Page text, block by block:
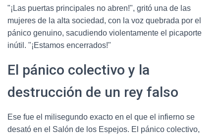
"¡Las puertas principales no abren!", gritó una de las
mujeres de la alta sociedad, con la voz quebrada por el
pánico genuino, sacudiendo violentamente el picaporte
inútil. "¡Estamos encerrados!"
El pánico colectivo y la
destrucción de un rey falso
Ese fue el milisegundo exacto en el que el infierno se
desató en el Salón de los Espejos. El pánico colectivo,